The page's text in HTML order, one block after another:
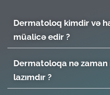
Dermatoloq kimdir və
müalicə edir ?
Dermatoloqa nə
lazımdır ?